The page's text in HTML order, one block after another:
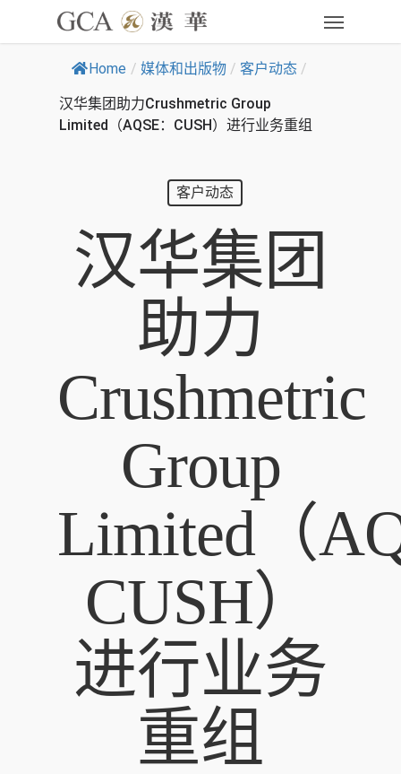
Home / 媒体和出版物 / 客户动态 /
汉华集团助力Crushmetric Group
Limited（AQSE：CUSH）进行业务重组
客户动态
汉华集团
助力
Crushmetric
Group
Limited（
CUSH）
进行业务
重组